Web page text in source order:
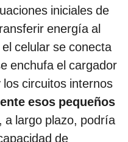
iniciales de
energía al
celular se conecta
enchufa el cargador
circuitos internos
esos pequeños
a largo plazo, podría
de